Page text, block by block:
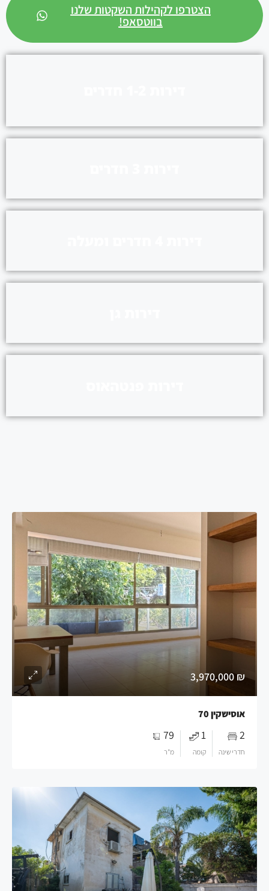
הצטרפו לקהילות השקטות שלנו
בווטסאפ!
₪ 3,970,000
אוסישקין 70
2
חדרי שינה
1
קומה
79
מ"ר